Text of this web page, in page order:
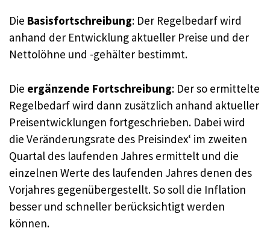
Die Basisfortschreibung: Der Regelbedarf wird
anhand der Entwicklung aktueller Preise und der
Nettolöhne und -gehälter bestimmt.
Die ergänzende Fortschreibung: Der so ermittelte
Regelbedarf wird dann zusätzlich anhand aktueller
Preisentwicklungen fortgeschrieben. Dabei wird
die Veränderungsrate des Preisindex‘ im zweiten
Quartal des laufenden Jahres ermittelt und die
einzelnen Werte des laufenden Jahres denen des
Vorjahres gegenübergestellt. So soll die Inflation
besser und schneller berücksichtigt werden
können.